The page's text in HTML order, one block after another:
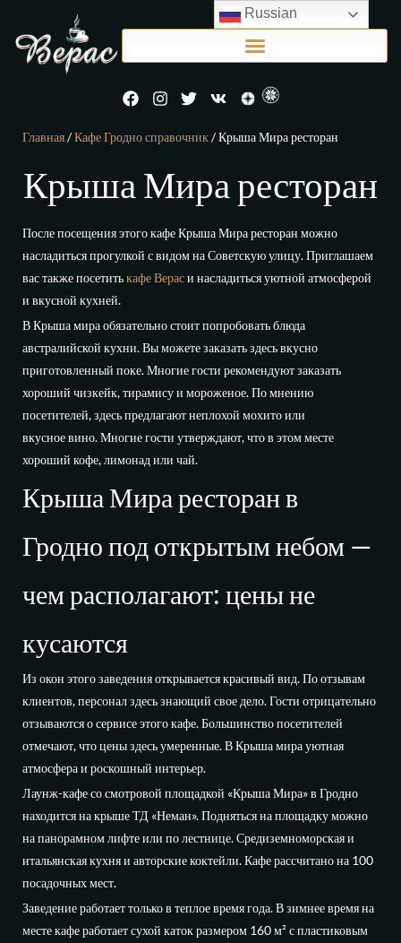
Главная/Кафе Гродно справочник/ Крыша Мира ресторан
Крыша Мира ресторан
После посещения этого кафе Крыша Мира ресторан можно
насладиться прогулкой с видом наСоветскую улицу. Приглашаем
вас также посетитькафе Вераси насладиться уютной атмосферой
и вкусной кухней.
ВКрыша мираобязательно стоит попробовать блюда
австралийской кухни. Вы можете заказать здесь вкусно
приготовленный поке. Многие гости рекомендуют заказать
хороший чизкейк,тирамисуи мороженое. По мнению
посетителей, здесь предлагают неплохой мохитоили
вкусноевино. Многие гости утверждают, что в этом месте
хороший кофе,лимонадили чай.
Крыша Мира ресторан в
Гродно под открытым небом —
чем располагают: цены не
кусаются
Из окон этого заведения открывается красивый вид. По отзывам
клиентов, персонал здесь знающий свое дело. Гости отрицательно
отзываются о сервисе этого кафе. Большинство посетителей
отмечают, что цены здесь умеренные. ВКрыша мирауютная
атмосфера и роскошный интерьер.
Лаунж-кафе со смотровой площадкой «Крыша Мира» в Гродно
находится на крыше ТД «Неман». Подняться на площадку можно
на панорамном лифте или по лестнице. Средиземноморская и
итальянская кухня и авторские коктейли. Кафе рассчитано на 100
посадочных мест.
Заведение работает только в теплое время года. В зимнее время на
месте кафе работает сухой каток размером 160 м² с пластиковым
Russian